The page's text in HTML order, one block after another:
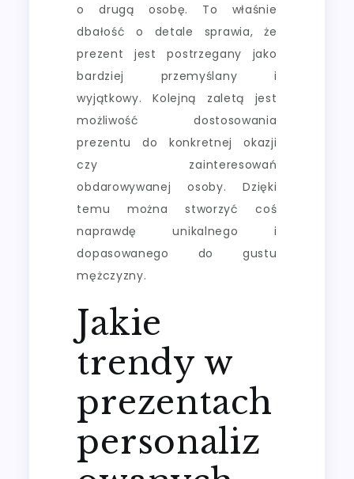
o drugą osobę. To właśnie
dbałość o detale sprawia, że
prezent jest postrzegany jako
bardziej przemyślany i
wyjątkowy. Kolejną zaletą jest
możliwość dostosowania
prezentu do konkretnej okazji
czy zainteresowań
obdarowywanej osoby. Dzięki
temu można stworzyć coś
naprawdę unikalnego i
dopasowanego do gustu
mężczyzny.
Jakie
trendy w
prezentach
personaliz